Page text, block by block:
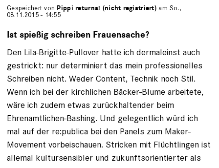
Gespeichert von Pippi returns! (nicht registriert) am So.,
08.11.2015 - 14:55
Ist spießig schreiben Frauensache?
Den Lila-Brigitte-Pullover hatte ich dermaleinst auch
gestrickt: nur determiniert das mein professionelles
Schreiben nicht. Weder Content, Technik noch Stil.
Wenn ich bei der kirchlichen Bäcker-Blume arbeitete,
wäre ich zudem etwas zurückhaltender beim
Ehrenamtlichen-Bashing. Und gelegentlich würd ich
mal auf der re:publica bei den Panels zum Maker-
Movement vorbeischauen. Stricken mit Flüchtlingen ist
allemal kultursensibler und zukunftsorientierter als